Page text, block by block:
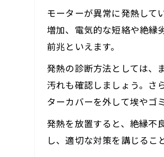
モーターが異常に発熱して
増加、電気的な短絡や絶縁
前兆といえます。
発熱の診断方法としては、
汚れも確認しましょう。さ
ターカバーを外して埃やゴ
発熱を放置すると、絶縁不
し、適切な対策を講じるこ